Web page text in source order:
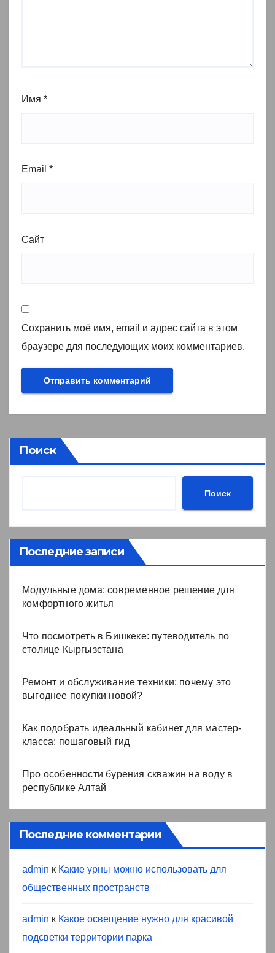
Имя *
Email *
Сайт
Сохранить моё имя, email и адрес сайта в этом
браузере для последующих моих комментариев.
Поиск
Поиск
Последние записи
Модульные дома: современное решение для
комфортного житья
Что посмотреть в Бишкеке: путеводитель по
столице Кыргызстана
Ремонт и обслуживание техники: почему это
выгоднее покупки новой?
Как подобрать идеальный кабинет для мастер-
класса: пошаговый гид
Про особенности бурения скважин на воду в
республике Алтай
Последние комментарии
admin к Какие урны можно использовать для
общественных пространств
admin к Какое освещение нужно для красивой
подсветки территории парка